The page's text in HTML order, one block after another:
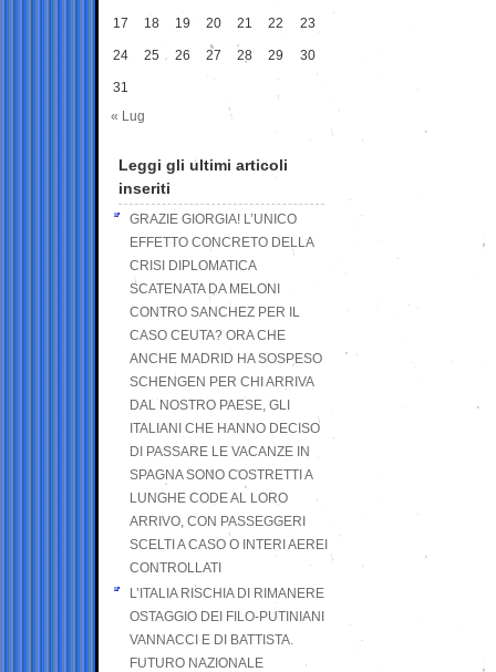
17 18 19 20 21 22 23
24 25 26 27 28 29 30
31
« Lug
Leggi gli ultimi articoli
inseriti
GRAZIE GIORGIA! L’UNICO
EFFETTO CONCRETO DELLA
CRISI DIPLOMATICA
SCATENATA DA MELONI
CONTRO SANCHEZ PER IL
CASO CEUTA? ORA CHE
ANCHE MADRID HA SOSPESO
SCHENGEN PER CHI ARRIVA
DAL NOSTRO PAESE, GLI
ITALIANI CHE HANNO DECISO
DI PASSARE LE VACANZE IN
SPAGNA SONO COSTRETTI A
LUNGHE CODE AL LORO
ARRIVO, CON PASSEGGERI
SCELTI A CASO O INTERI AEREI
CONTROLLATI
L’ITALIA RISCHIA DI RIMANERE
OSTAGGIO DEI FILO-PUTINIANI
VANNACCI E DI BATTISTA.
FUTURO NAZIONALE